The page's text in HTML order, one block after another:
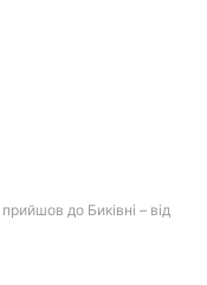
до Биківні – від